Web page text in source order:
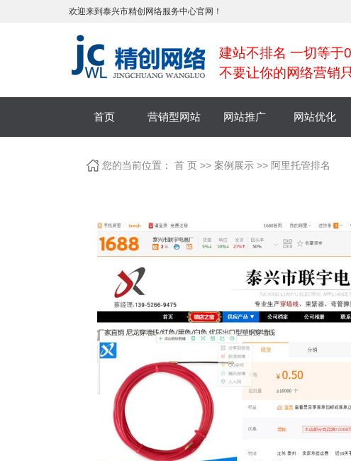
欢迎来到泰兴市精创网络服务中心官网！
建站不排名 一切等于0
不要让你的网络营销
首页 营销型网站 网站推广 网站优化
您的当前位置： 首 页 >> 案例展示 >> 阿里托管排名